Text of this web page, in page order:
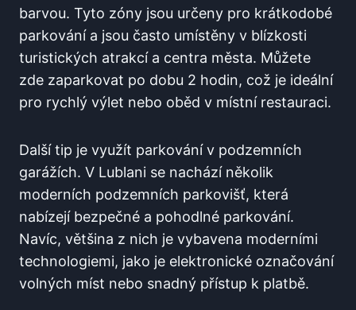
barvou. Tyto zóny jsou určeny pro krátkodobé
parkování a jsou často umístěny v blízkosti
turistických atrakcí a centra města. Můžete
zde zaparkovat po dobu 2 hodin, což je ideální
pro rychlý výlet nebo oběd v místní restauraci.
Další tip je využít parkování v podzemních
garážích. V Lublani se nachází několik
moderních podzemních parkovišť, která
nabízejí bezpečné a pohodlné parkování.
Navíc, většina z nich je vybavena moderními
technologiemi, jako je elektronické označování
volných míst nebo snadný přístup k platbě.